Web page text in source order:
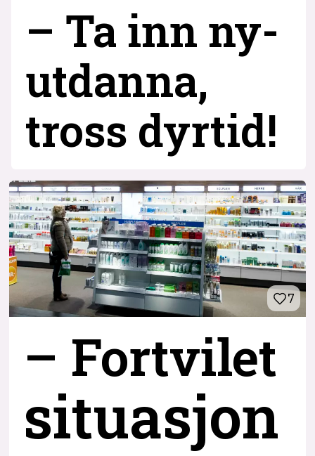
– Ta inn ny­
utdanna,
tross dyrtid!
7
– Fortvilet
situasjon